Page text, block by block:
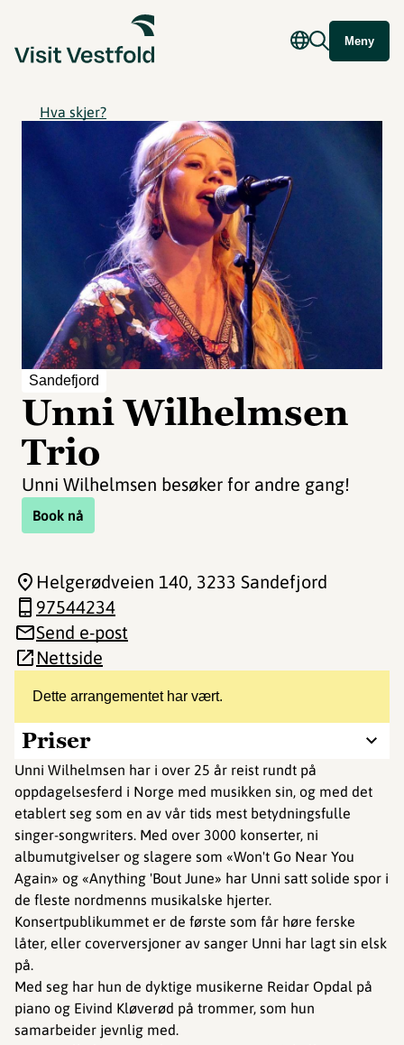
Meny
Hva skjer?
Sandefjord
Unni Wilhelmsen
Trio
Unni Wilhelmsen besøker for andre gang!
Book nå
Dette arrangementet har vært.
Priser
Unni Wilhelmsen har i over 25 år reist rundt på
oppdagelsesferd i Norge med musikken sin, og med det
etablert seg som en av vår tids mest betydningsfulle
singer-songwriters. Med over 3000 konserter, ni
albumutgivelser og slagere som «Won't Go Near You
Again» og «Anything 'Bout June» har Unni satt solide spor i
de fleste nordmenns musikalske hjerter.
Konsertpublikummet er de første som får høre ferske
låter, eller coverversjoner av sanger Unni har lagt sin elsk
på.
Med seg har hun de dyktige musikerne Reidar Opdal på
piano og Eivind Kløverød på trommer, som hun
samarbeider jevnlig med.
Helgerødveien 140, 3233 Sandefjord
97544234
Send e-post
Nettside